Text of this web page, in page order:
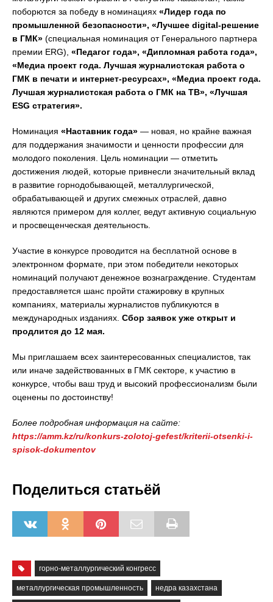
поборются за победу в номинациях «Лидер года по
промышленной безопасности», «Лучшее digital-решение
в ГМК» (специальная номинация от Генерального партнера
премии ERG), «Педагог года», «Дипломная работа года»,
«Медиа проект года. Лучшая журналистская работа о
ГМК в печати и интернет-ресурсах», «Медиа проект года.
Лучшая журналистская работа о ГМК на ТВ», «Лучшая
ESG стратегия».
Номинация «Наставник года» — новая, но крайне важная
для поддержания значимости и ценности профессии для
молодого поколения. Цель номинации — отметить
достижения людей, которые привнесли значительный вклад
в развитие горнодобывающей, металлургической,
обрабатывающей и других смежных отраслей, давно
являются примером для коллег, ведут активную социальную
и просвещенческая деятельность.
Участие в конкурсе проводится на бесплатной основе в
электронном формате, при этом победители некоторых
номинаций получают денежное вознаграждение. Студентам
предоставляется шанс пройти стажировку в крупных
компаниях, материалы журналистов публикуются в
международных изданиях. Сбор заявок уже открыт и
продлится до 12 мая.
Мы приглашаем всех заинтересованных специалистов, так
или иначе задействованных в ГМК секторе, к участию в
конкурсе, чтобы ваш труд и высокий профессионализм были
оценены по достоинству!
Более подробная информация на сайте:
https://amm.kz/ru/konkurs-zolotoj-gefest/kriterii-otsenki-i-
spisok-dokumentov
Поделиться статьёй
горно-металлургический конгресс
металлургическая промышленность недра казахстана